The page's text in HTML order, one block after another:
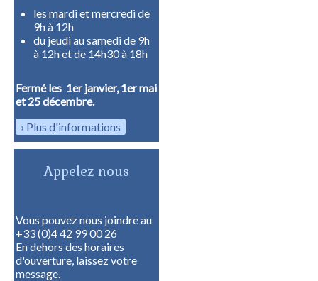
les mardi et mercredi de
9h à 12h
du jeudi au samedi de 9h
à 12h et de 14h30 à 18h
Fermé les 1er janvier, 1er mai
et 25 décembre.
Plus d'informations
Appelez nous
Vous pouvez nous joindre au
+33 (0)4 42 99 00 26
En dehors des horaires
d'ouverture, laissez votre
message.